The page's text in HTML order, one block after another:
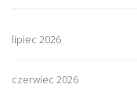
lipiec 2026
czerwiec 2026